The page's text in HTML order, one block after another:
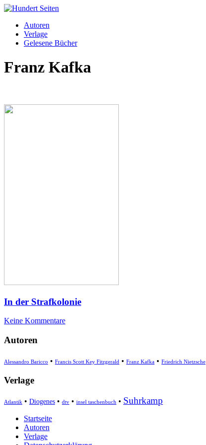
Autoren
Verlage
Gelesene Bücher
Franz Kafka
In der Strafkolonie
Keine Kommentare
Autoren
Alessandro Baricco • Francis Scott Key Fitzgerald • Franz Kafka • Friedrich Nietzsche
Verlage
Atlantik • Diogenes • dtv • insel taschenbuch • Suhrkamp
Startseite
Autoren
Verlage